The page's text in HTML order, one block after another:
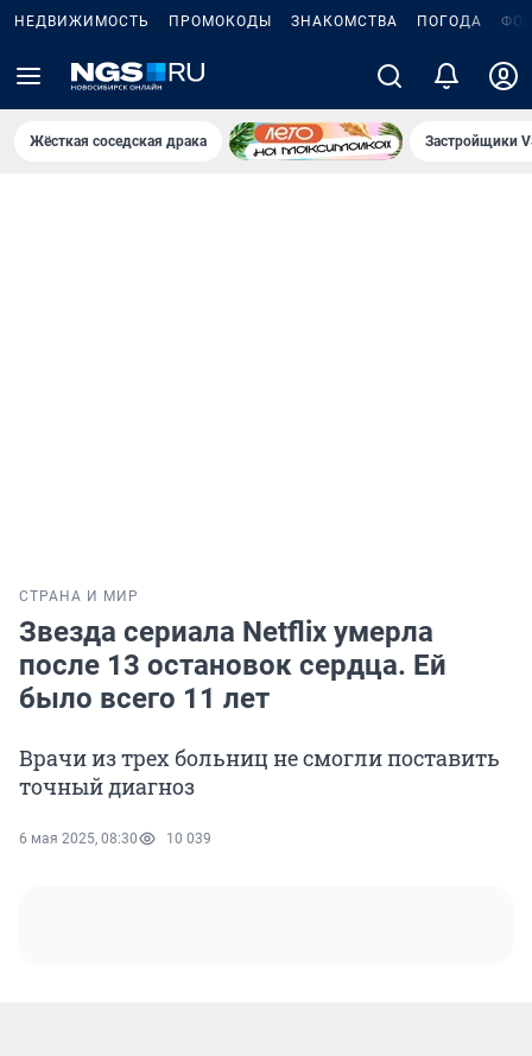
НЕДВИЖИМОСТЬ ПРОМОКОДЫ ЗНАКОМСТВА ПОГОДА
Жёсткая соседская драка Застройщики
СТРАНА И МИР
Звезда сериала Netflix умерла
после 13 остановок сердца. Ей
было всего 11 лет
Врачи из трех больниц не смогли поставить
точный диагноз
6 мая 2025, 08:30 10 039